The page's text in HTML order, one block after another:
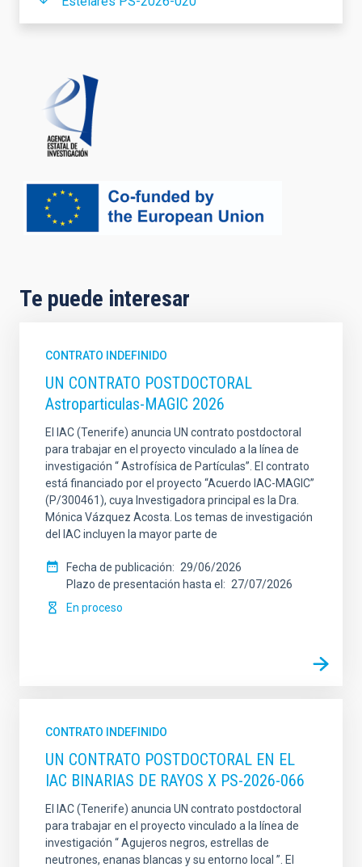
Te puede interesar
CONTRATO INDEFINIDO
UN CONTRATO POSTDOCTORAL
Astroparticulas-MAGIC 2026
El IAC (Tenerife) anuncia UN contrato postdoctoral
para trabajar en el proyecto vinculado a la línea de
investigación “ Astrofísica de Partículas”. El contrato
está financiado por el proyecto “Acuerdo IAC-MAGIC”
(P/300461), cuya Investigadora principal es la Dra.
Mónica Vázquez Acosta. Los temas de investigación
del IAC incluyen la mayor parte de
Fecha de publicación
29/06/2026
Plazo de presentación hasta el
27/07/2026
En proceso
CONTRATO INDEFINIDO
UN CONTRATO POSTDOCTORAL EN EL
IAC BINARIAS DE RAYOS X PS-2026-066
El IAC (Tenerife) anuncia UN contrato postdoctoral
para trabajar en el proyecto vinculado a la línea de
investigación “ Agujeros negros, estrellas de
neutrones, enanas blancas y su entorno local ”. El